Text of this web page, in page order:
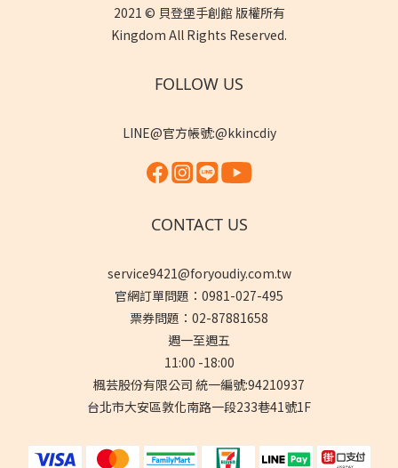
2021 © 貝登堡手創館 版權所有
Kingdom All Rights Reserved.
FOLLOW US
LINE@官方帳號:@kkincdiy
CONTACT US
service9421@foryoudiy.com.tw
官網訂單問題：0981-027-495
票券問題：02-87881658
週一至週五
11:00 -18:00
楓芸股份有限公司 統一編號:94210937
台北市大安區敦化南路一段233巷41號1F